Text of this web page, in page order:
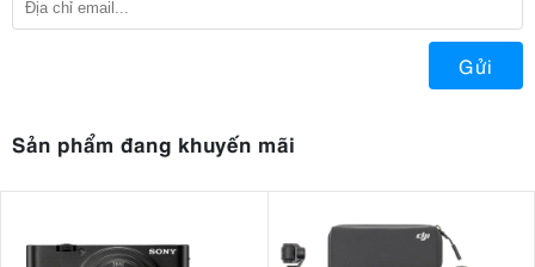
Gửi
Sản phẩm đang khuyến mãi